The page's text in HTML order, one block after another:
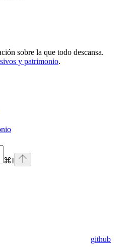
sobre la que todo descansa.
y patrimonio.
⌘I
github